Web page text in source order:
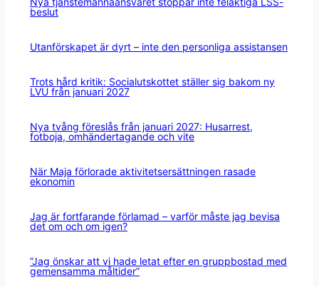
beslut
Utanförskapet är dyrt – inte den personliga assistansen
Trots hård kritik: Socialutskottet ställer sig bakom ny
LVU från januari 2027
Nya tvång föreslås från januari 2027: Husarrest,
fotboja, omhändertagande och vite
När Maja förlorade aktivitetsersättningen rasade
ekonomin
Jag är fortfarande förlamad – varför måste jag bevisa
det om och om igen?
”Jag önskar att vi hade letat efter en gruppbostad med
gemensamma måltider”